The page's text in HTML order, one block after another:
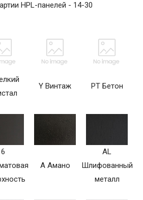
HPL-панелей - 14-30
Y Винтаж PT Бетон
6
A Амано
AL
Шлифованный
металл